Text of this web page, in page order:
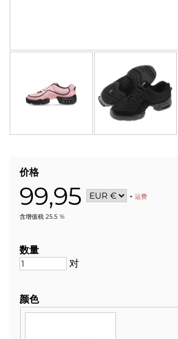
价格
99,95 +运费
含增值税 25.5 %
数量
对
颜色